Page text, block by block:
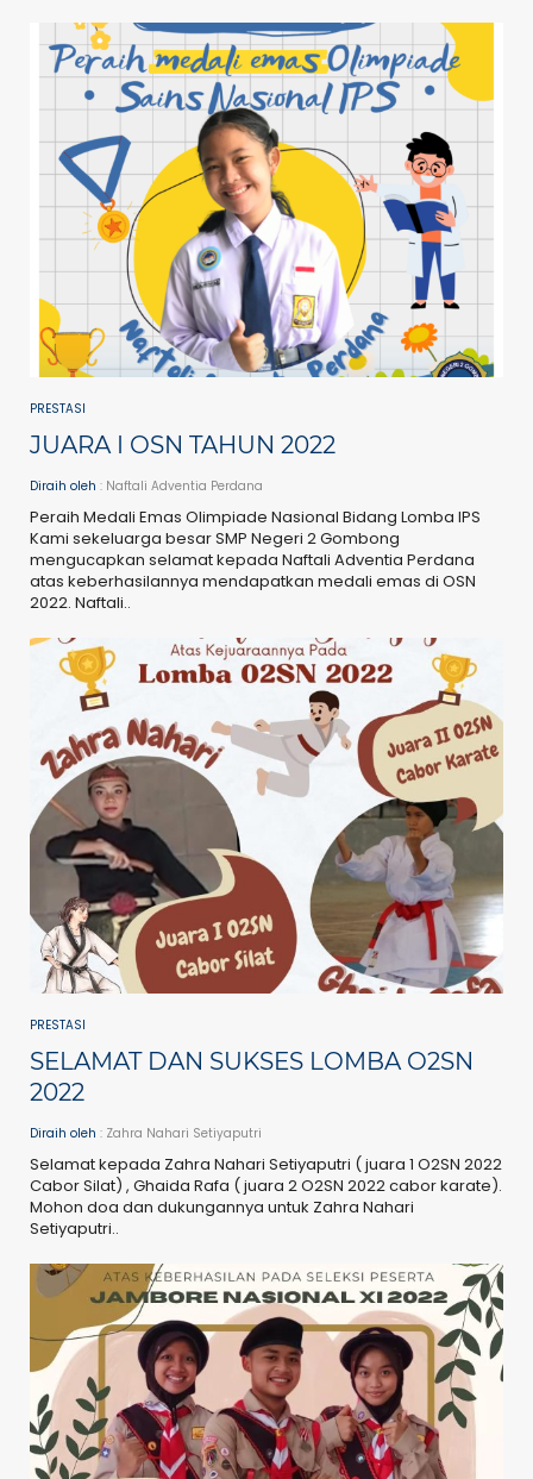
PRESTASI
JUARA I OSN TAHUN 2022
Diraih oleh : Naftali Adventia Perdana
Peraih Medali Emas Olimpiade Nasional Bidang Lomba IPS
Kami sekeluarga besar SMP Negeri 2 Gombong
mengucapkan selamat kepada Naftali Adventia Perdana
atas keberhasilannya mendapatkan medali emas di OSN
2022. Naftali..
PRESTASI
SELAMAT DAN SUKSES LOMBA O2SN
2022
Diraih oleh : Zahra Nahari Setiyaputri
Selamat kepada Zahra Nahari Setiyaputri ( juara 1 O2SN 2022
Cabor Silat) , Ghaida Rafa ( juara 2 O2SN 2022 cabor karate).
Mohon doa dan dukungannya untuk Zahra Nahari
Setiyaputri..